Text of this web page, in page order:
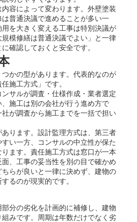
容によって変わります。外壁塗装
普通決議で進めることが多い一
を大きく変える工事は特別決議が
模修繕は普通決議でよい」と一律
確認しておくと安全です。
かの型があります。代表的なのが
施工方式」です。
サルが調査・仕様作成・業者選定
施工は別の会社が行う進め方で
が調査から施工までを一括で担い
ります。設計監理方式は、第三者
い一方、コンサルの中立性が保た
ます。責任施工方式は窓口が一本
、工事の妥当性を別の目で確かめ
らが良いと一律に決めず、建物の
るのが現実的です。
分の劣化を計画的に補修し、建物
みです。周期は年数だけでなく劣